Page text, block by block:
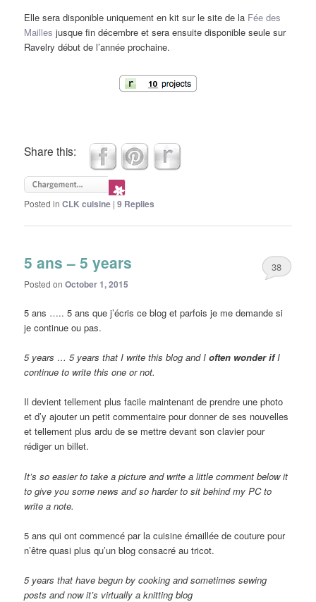
Elle sera disponible uniquement en kit sur le site de la Fée des
Mailles jusque fin décembre et sera ensuite disponible seule sur
Ravelry début de l’année prochaine.
Share this:
Posted in CLK cuisine |9 Replies
5 ans – 5 years
Posted onOctober 1, 2015
38
5 ans ….. 5 ans que j’écris ce blog et parfois je me demande si
je continue ou pas.
5 years … 5 years that I write this blog and I often wonderifI
continue to write this one or not.
Il devient tellement plus facile maintenant de prendre une photo
et d’y ajouter un petit commentaire pour donner de ses nouvelles
et tellement plus ardu de se mettre devant son clavier pour
rédiger un billet.
It’s so easier to take a picture and write a little comment below it
to give you some news and so harder to sit behind my PC to
write a note.
5 ans qui ont commencé par la cuisine émaillée de couture pour
n’être quasi plus qu’un blog consacré au tricot.
5 years that have begun by cooking and sometimes sewing
posts and now it’s virtually a knitting blog